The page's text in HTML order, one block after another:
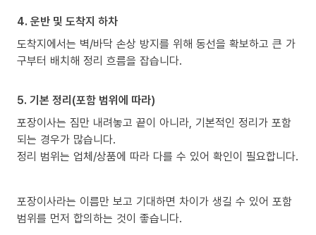
4. 운반 및 도착지 하차
도착지에서는 벽/바닥 손상 방지를 위해 동선을 확보하고 큰 가
구부터 배치해 정리 흐름을 잡습니다.
5. 기본 정리(포함 범위에 따라)
포장이사는 짐만 내려놓고 끝이 아니라, 기본적인 정리가 포함
되는 경우가 많습니다.
정리 범위는 업체/상품에 따라 다를 수 있어 확인이 필요합니다.
포장이사라는 이름만 보고 기대하면 차이가 생길 수 있어 포함
범위를 먼저 합의하는 것이 좋습니다.